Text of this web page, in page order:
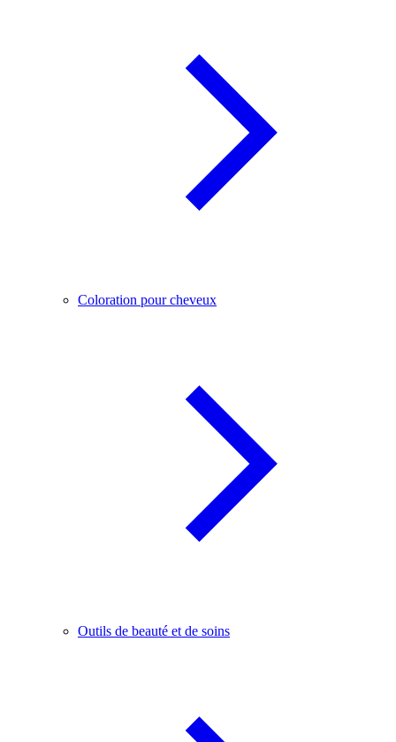
Coloration pour cheveux
Outils de beauté et de soins